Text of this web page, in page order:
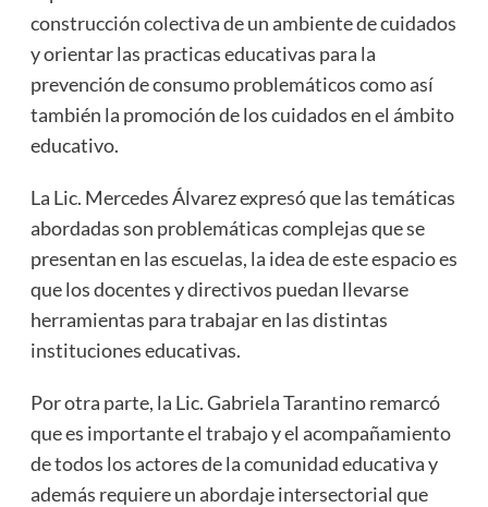
construcción colectiva de un ambiente de cuidados
y orientar las practicas educativas para la
prevención de consumo problemáticos como así
también la promoción de los cuidados en el ámbito
educativo.
La Lic. Mercedes Álvarez expresó que las temáticas
abordadas son problemáticas complejas que se
presentan en las escuelas, la idea de este espacio es
que los docentes y directivos puedan llevarse
herramientas para trabajar en las distintas
instituciones educativas.
Por otra parte, la Lic. Gabriela Tarantino remarcó
que es importante el trabajo y el acompañamiento
de todos los actores de la comunidad educativa y
además requiere un abordaje intersectorial que